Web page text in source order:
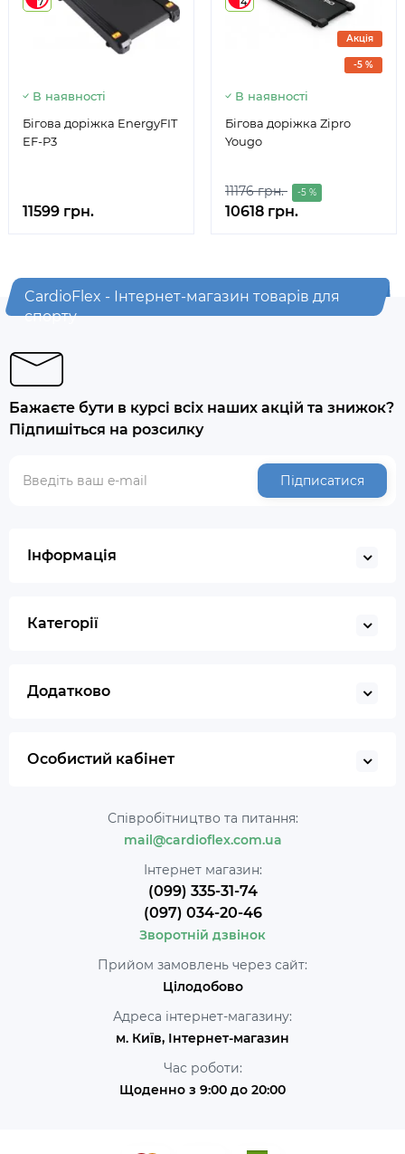
В наявності
Бігова доріжка EnergyFIT
EF-P3
11599 грн.
-5 %
Акція
В наявності
Бігова доріжка Zipro
Yougo
11176 грн. -5 %
10618 грн.
CardioFlex - Інтернет-магазин товарів для
спорту
Бажаєте бути в курсі всіх наших акцій та знижок?
Підпишіться на розсилку
Підписатися
Інформація
Категорії
Додатково
Особистий кабінет
Співробітництво та питання:
mail@cardioflex.com.ua
Інтернет магазин:
(099) 335-31-74
(097) 034-20-46
Зворотній дзвінок
Прийом замовлень через сайт:
Цілодобово
Адреса інтернет-магазину:
м. Київ, Інтернет-магазин
Час роботи:
Щоденно з 9:00 до 20:00